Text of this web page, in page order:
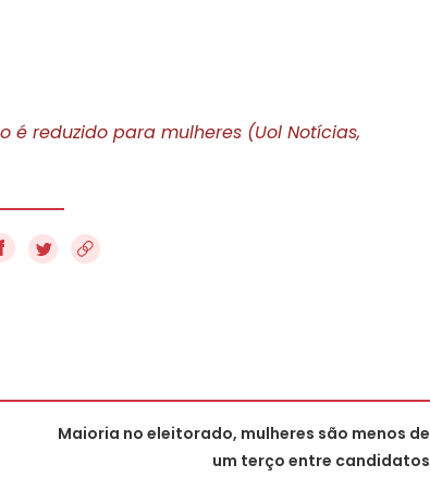
é reduzido para mulheres (Uol Notícias,
Maioria no eleitorado, mulheres são menos de
um terço entre candidatos